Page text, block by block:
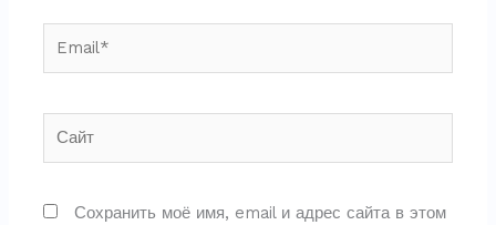
Сохранить моё имя, email и адрес сайта в этом